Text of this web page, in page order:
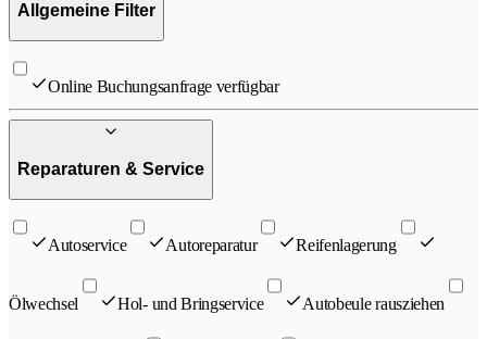
Allgemeine Filter
Online Buchungsanfrage verfügbar
Reparaturen & Service
Autoservice Autoreparatur Reifenlagerung
Ölwechsel Hol- und Bringservice Autobeule rausziehen